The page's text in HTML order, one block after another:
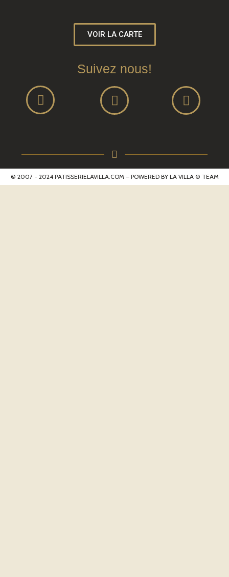
VOIR LA CARTE
Suivez nous!
© 2007 - 2024 PATISSERIELAVILLA.COM – POWERED BY LA VILLA ® TEAM